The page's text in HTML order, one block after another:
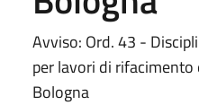
Avviso: Ord. 43 -
per lavori di
Bologna